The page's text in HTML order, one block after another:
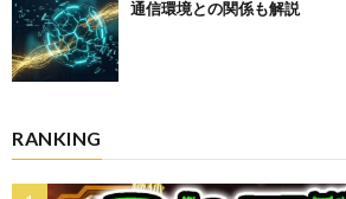
通信環境との関係も解説
RANKING